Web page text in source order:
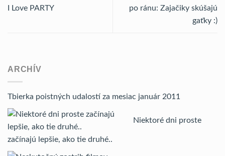
I Love PARTY
po ránu: Zajačiky skúšajú
gaťky :)
ARCHÍV
Tbierka poistných udalostí za mesiac január 2011
Niektoré dni proste
začínajú lepšie, ako tie druhé..